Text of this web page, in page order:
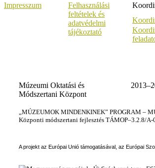
Impresszum
Felhasználási
feltételek és
adatvédelmi
tájékoztató
Múzeumi Oktatási és
Módszertani Központ
„MÚZEUMOK MINDENKINEK” PROGRAM –
Központi módszertani fejlesztés TÁMOP–3.2.8/A-
A projekt az Európai Unió támogatásával, az Európai